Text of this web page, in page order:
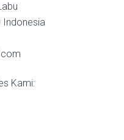
Indonesia
Kami: